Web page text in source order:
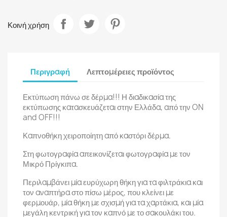
Κοινή χρήση
Περιγραφή Λεπτομέρειες προϊόντος
Εκτύπωση πάνω σε δέρμα!!! Η διαδικασία της
εκτύπωσης κατασκευάζεται στην Ελλάδα, από την ON
and OFF!!!
Καπνοθήκη χειροποίητη από καστόρι δέρμα.
Στη φωτογραφία απεικονίζεται φωτογραφία με τον
Μικρό Πρίγκιπα.
Περιλαμβάνει μία ευρύχωρη θήκη για τα φιλτράκια και
τον αναπτήρα στο πίσω μέρος, που κλείνει με
φερμουάρ, μία θήκη με σχισμή για τα χαρτάκια, και μία
μεγάλη κεντρική για τον καπνό με το σακουλάκι του.